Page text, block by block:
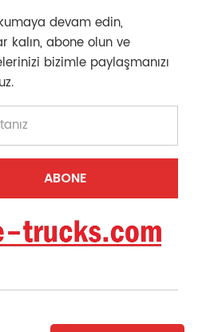
devam edin,
kalın, abone olun ve
bizimle paylaşmanızı